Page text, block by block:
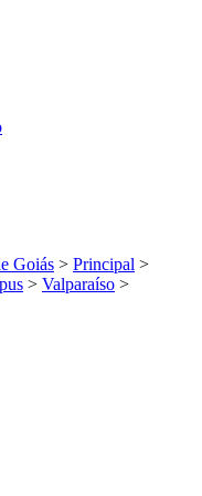
Goiás > Principal >
> Valparaíso >